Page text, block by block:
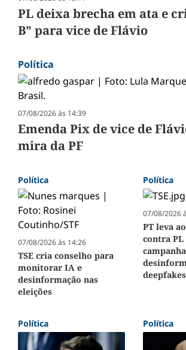
PL deixa brecha em ata e
B” para vice de Flávio
Política
07/08/2026 às 14:39
Emenda Pix de vice de
mira da PF
Política
07/08/2026 às 14:26
TSE cria conselho para
monitorar IA e
desinformação nas
eleições
Política
07/08/2026
PT leva
contra
deepfakes
Política Política